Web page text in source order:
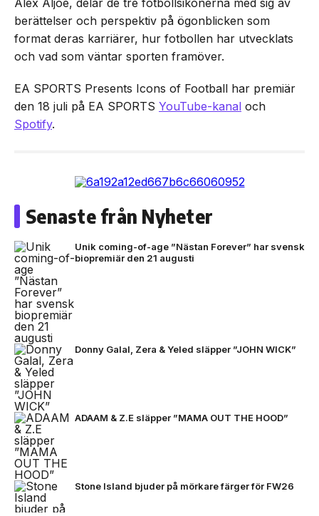
berättelser och perspektiv på ögonblicken som
format deras karriärer, hur fotbollen har utvecklats
och vad som väntar sporten framöver.
EA SPORTS Presents Icons of Football har premiär
den 18 juli på EA SPORTS YouTube-kanal och
Spotify.
Senaste från Nyheter
Unik coming-of-age ”Nästan Forever” har svensk
biopremiär den 21 augusti
Donny Galal, Zera & Yeled släpper ”JOHN WICK”
ADAAM & Z.E släpper ”MAMA OUT THE HOOD”
Stone Island bjuder på mörkare färger för FW26